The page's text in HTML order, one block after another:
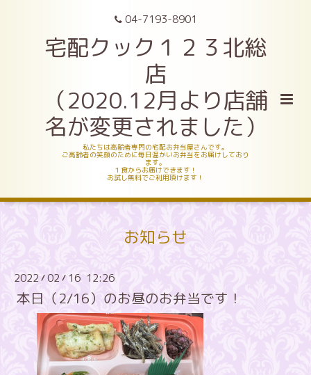
04-7193-8901
宅配クック１２３北総
店
（2020.12月より店舗
名が変更されました）
私たちは高齢者専門の宅配お弁当屋さんです。
ご高齢者の笑顔のために毎日温かいお弁当をお届けしており
ます。
１食からお届けできます！
お試し無料でご利用頂けます！
お知らせ
2022 /02 / 16 12:26
本日（2/16）のお昼のお弁当です！